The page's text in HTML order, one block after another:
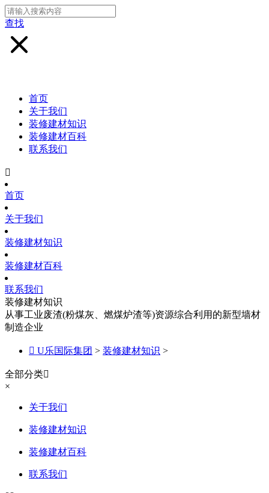
查找
首页
关于我们
装修建材知识
装修建材百科
联系我们

首页
关于我们
装修建材知识
装修建材百科
联系我们
装修建材知识
从事工业废渣(粉煤灰、燃煤炉渣等)资源综合利用的新型墙材
制造企业
 U乐国际集团 > 装修建材知识 >
全部分类
×
关于我们
装修建材知识
装修建材百科
联系我们